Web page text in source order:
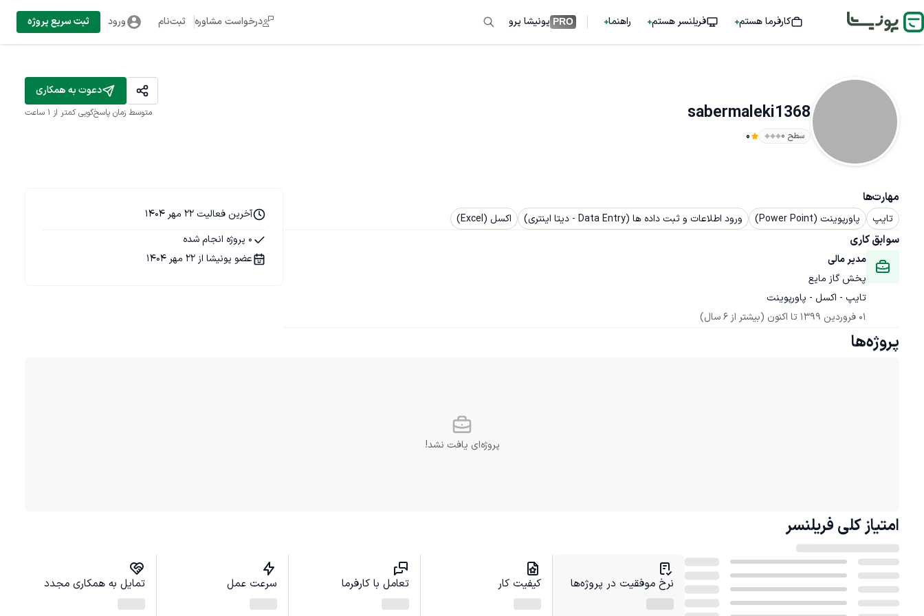
کارفرما هستم فریلنسر هستم راهنما PRO پونیشا پرو درخواست مشاوره ثبت‌نام ورود ثبت سریع پروژه
sabermaleki1368
سطح ۰ 0
دعوت به همکاری
متوسط زمان پاسخ‌گویی کمتر از 1 ساعت
مهارت‌ها
تایپ پاورپوینت (Power Point) ورود اطلاعات و ثبت داده ها (Data Entry - دیتا اینتری) اکسل (Excel)
سوابق کاری
مدیر مالی
پخش گاز مایع
تایپ - اکسل - پاورپوینت
01 فروردین 1399
تا اکنون (بیشتر از 6 سال)
آخرین فعالیت 22 مهر 1404
0 پروژه انجام شده
عضو پونیشا از 22 مهر 1404
پروژه‌ها
پروژه‌ای یافت نشد!
امتیاز کلی فریلنسر
نرخ موفقیت در پروژه‌ها کیفیت کار تعامل با کارفرما سرعت عمل تمایل به همکاری مجدد